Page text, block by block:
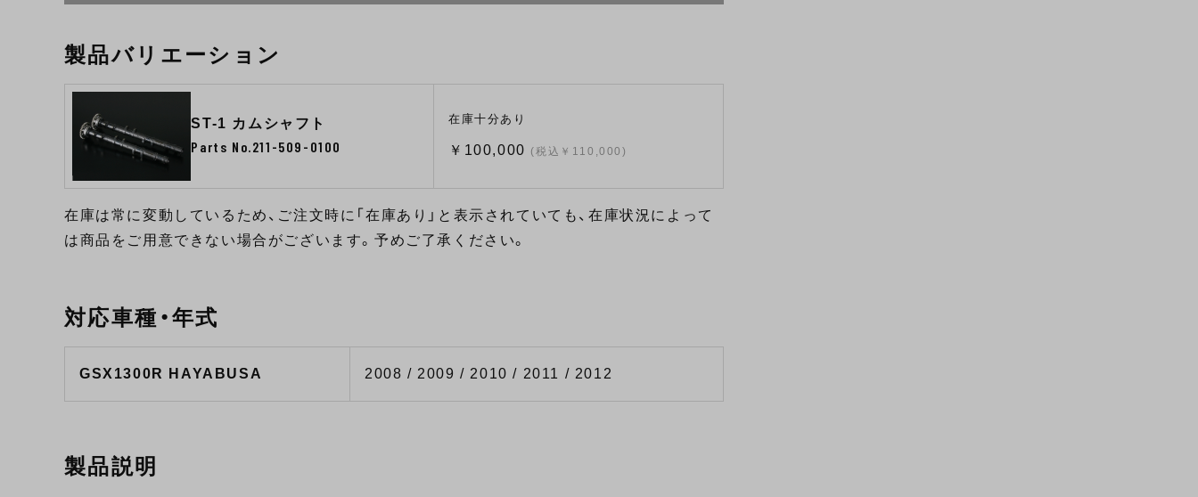
製品バリエーション
ST-1 カムシャフト
Parts No.211-509-0100
在庫十分あり
￥100,000 (税込￥110,000)
在庫は常に変動しているため、ご注文時に「在庫あり」と表示されていても、在庫状況によって
は商品をご用意できない場合がございます。予めご了承ください。
対応車種・年式
GSX1300R HAYABUSA 2008 / 2009 / 2010 / 2011 / 2012
製品説明